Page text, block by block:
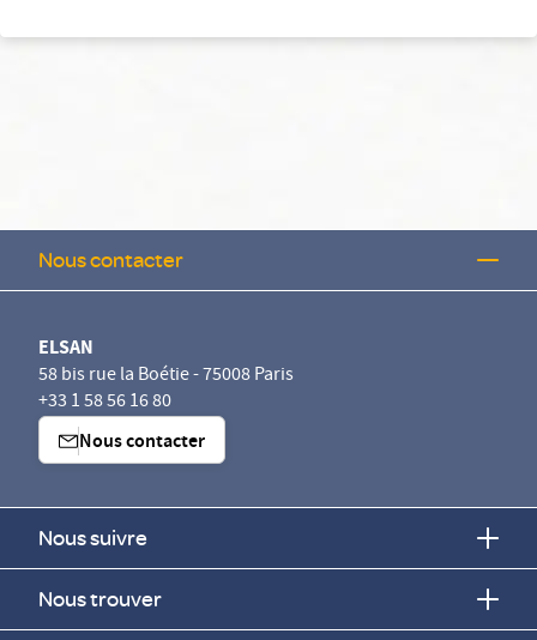
Nous contacter
ELSAN
58 bis rue la Boétie - 75008 Paris
+33 1 58 56 16 80
Nous contacter
Nous suivre
Nous trouver